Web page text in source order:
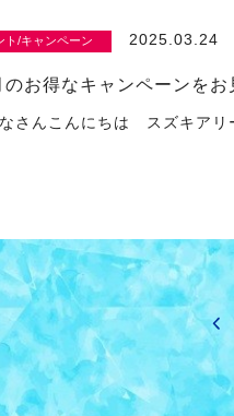
ト/キャンペーン 2025.03.24
のお得なキャンペーンをお
んこんにちは スズキア